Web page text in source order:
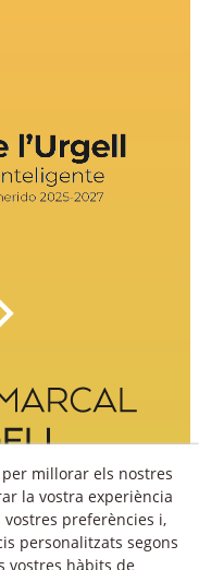
millorar els nostres
la vostra experiència
preferències i,
personalitzats segons
vostres hàbits de